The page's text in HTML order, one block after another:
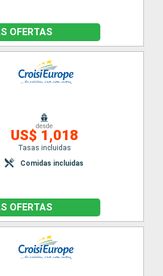
OFERTAS
desde
US$ 1,018
Tasas incluidas
Comidas incluidas
OFERTAS